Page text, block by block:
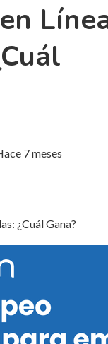
7 meses
¿Cuál Gana?